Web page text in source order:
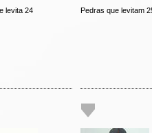
levita 24 Pedras que levitam